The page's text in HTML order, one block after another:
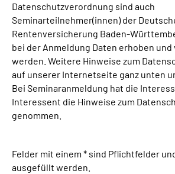
Datenschutzverordnung sind auch
Seminarteilnehmer(innen) der
Rentenversicherung Baden-
bei der Anmeldung Daten erhoben
werden. Weitere Hinweise zum
auf unserer Internetseite ganz unten
Bei Seminaranmeldung hat die
Interessent die Hinweise zum
genommen.
Felder mit einem * sind Pflichtfelder
ausgefüllt werden.